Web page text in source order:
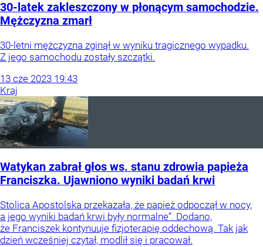
30-latek zakleszczony w płonącym samochodzie.
Mężczyzna zmarł
30-letni mężczyzna zginął w wyniku tragicznego wypadku.
Z jego samochodu zostały szczątki.
13 cze 2023 19:43
Kraj
Watykan zabrał głos ws. stanu zdrowia papieża
Franciszka. Ujawniono wyniki badań krwi
Stolica Apostolska przekazała, że papież odpoczął w nocy,
a jego wyniki badań krwi były normalne”. Dodano,
że Franciszek kontynuuje fizjoterapię oddechową. Tak jak
dzień wcześniej czytał, modlił się i pracował.